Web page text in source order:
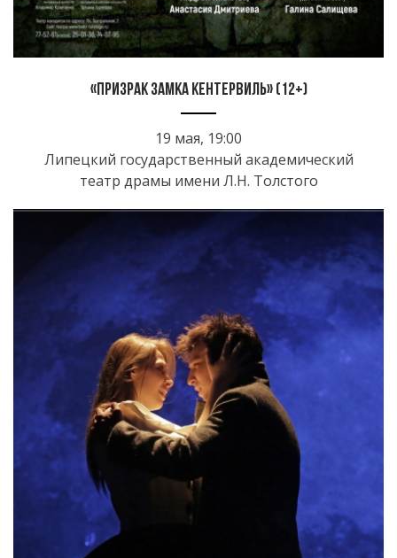
«Призрак замка Кентервиль» (12+)
19 мая, 19:00
Липецкий государственный академический
театр драмы имени Л.Н. Толстого